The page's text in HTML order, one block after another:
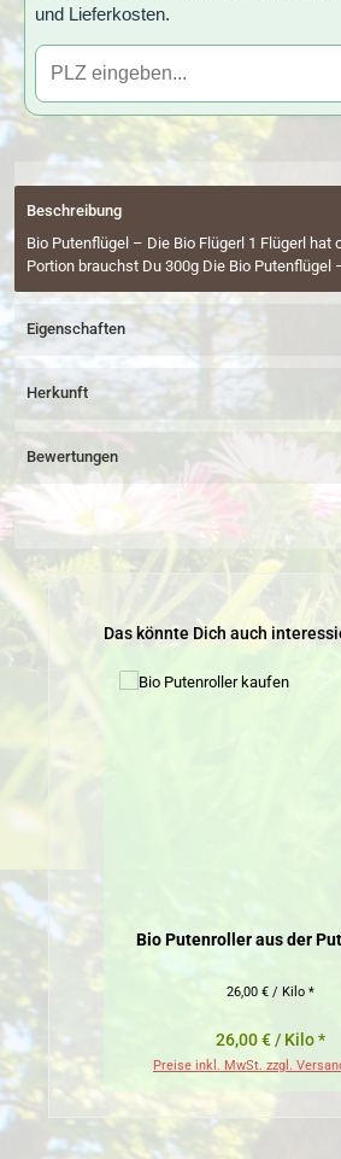
und Lieferkosten.
Beschreibung
Bio Putenflügel – Die Bio Flügerl 1 Flügerl hat
Portion brauchst Du 300g Die Bio Putenflügel
Eigenschaften
Herkunft
Bewertungen
Produktgalerie überspringen
Das könnte Dich auch
Bio Putenroller aus der
26,00 € / Kilo *
26,00 € / Kilo *
Preise inkl. MwSt. zzgl.